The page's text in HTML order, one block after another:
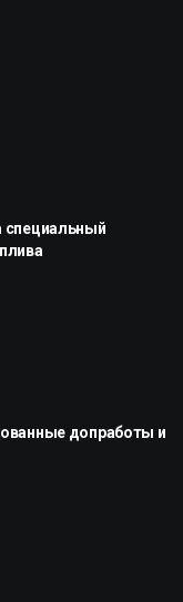
специальный
допработы и